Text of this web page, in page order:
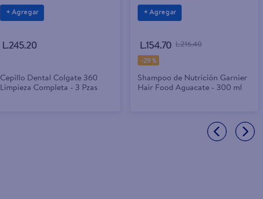
+ Agregar
L.245.20
Cepillo Dental Colgate 360
Limpieza Completa - 3 Pzas
+ Agregar
L.154.70 L.216.40
-29 %
Shampoo de Nutrición Garnier
Hair Food Aguacate - 300 ml